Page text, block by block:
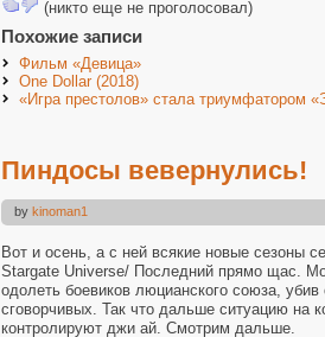
(никто еще не проголосовал)
Похожие записи
Фильм «Девица»
One Dollar (2018)
«Игра престолов» стала триумфатором
Пиндосы вевернулись!
by kinoman1
Вот и осень, а с ней всякие новые сезоны
Stargate Universe/ Последний прямо щас.
одолеть боевиков люцианского союза,
сговорчивых. Так что дальше ситуацию на
контролируют джи ай. Смотрим дальше.